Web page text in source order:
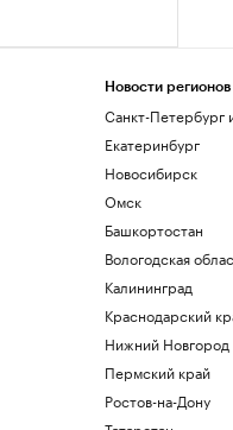
Новости регионов
Санкт-Петербург
Екатеринбург
Новосибирск
Омск
Башкортостан
Вологодская
Калининград
Краснодарский
Нижний Новгород
Пермский край
Ростов-на-Дону